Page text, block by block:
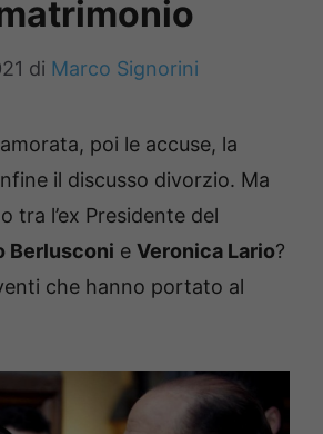
di Marco Signorini
poi le accuse, la
il discusso divorzio. Ma
tra l’ex Presidente del
Berlusconi e Veronica Lario?
che hanno portato al